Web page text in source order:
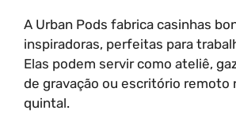
A Urban Pods fabrica casinhas
inspiradoras, perfeitas para
Elas podem servir como ateliê,
de gravação ou escritório remoto
quintal.